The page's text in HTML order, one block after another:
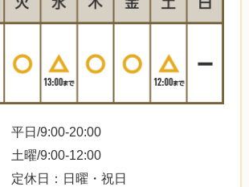
平日/9:00-20:00
土曜/9:00-12:00
定休日：日曜・祝日